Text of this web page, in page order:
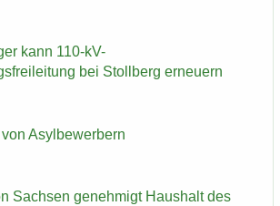
kann 110-​kV-
bei Stoll­berg er­neu­ern
Asyl­be­wer­bern
Sach­sen ge­neh­migt Haus­halt des